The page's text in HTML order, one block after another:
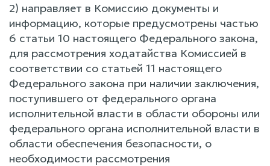
2) направляет в Комиссию документы и
информацию, которые предусмотрены частью
6 статьи 10 настоящего Федерального закона,
для рассмотрения ходатайства Комиссией в
соответствии со статьей 11 настоящего
Федерального закона при наличии заключения,
поступившего от федерального органа
исполнительной власти в области обороны или
федерального органа исполнительной власти в
области обеспечения безопасности, о
необходимости рассмотрения